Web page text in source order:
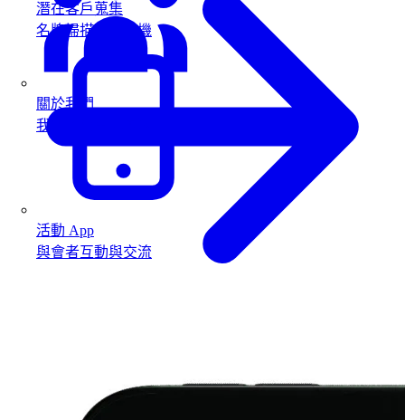
潛在客戶蒐集
名牌掃描蒐集商機
活動 App
與會者互動與交流
關於我們
我們的故事與團隊